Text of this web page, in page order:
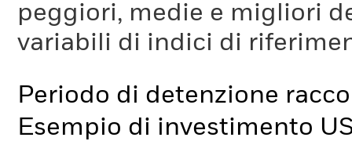
peggiori, medie e migliori
variabili di indici di
Periodo di detenzione
Esempio di investimento